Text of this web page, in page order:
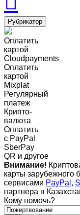
Рубрикатор
Оплатить
картой
Cloudpayments
Оплатить
картой
Mixplat
Регулярный
платеж
Крипто-
валюта
Оплатить
c PayPal
SberPay
QR и другое
Внимание!
карты зарубежного
сервисами PayPal ,
партнера в
Кому помочь?